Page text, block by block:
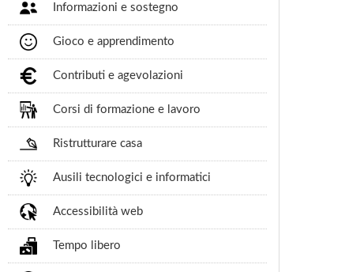
Informazioni e sostegno
Gioco e apprendimento
Contributi e agevolazioni
Corsi di formazione e lavoro
Ristrutturare casa
Ausili tecnologici e informatici
Accessibilità web
Tempo libero